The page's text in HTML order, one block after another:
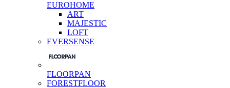
EUROHOME
ART
MAJESTIC
LOFT
EVERSENSE
FLOORPAN
FORESTFLOOR